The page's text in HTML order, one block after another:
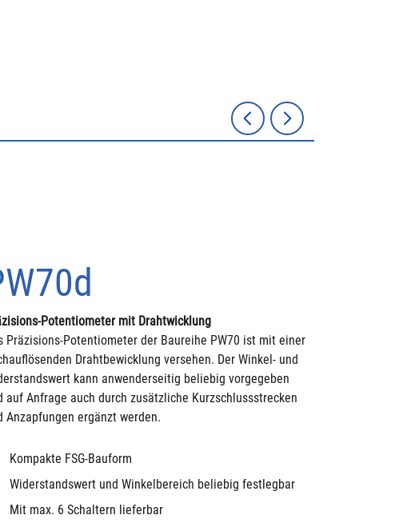
Potentiometer mit Drahtwicklung
Präzisions-Potentiometer der Baureihe PW70 ist mit einer
Drahtbewicklung versehen. Der Winkel- und
kann anwenderseitig beliebig vorgegeben
auf Anfrage auch durch zusätzliche Kurzschlussstrecken
Anzapfungen ergänzt werden.
Kompakte FSG-Bauform
Widerstandswert und Winkelbereich beliebig festlegbar
Mit max. 6 Schaltern lieferbar